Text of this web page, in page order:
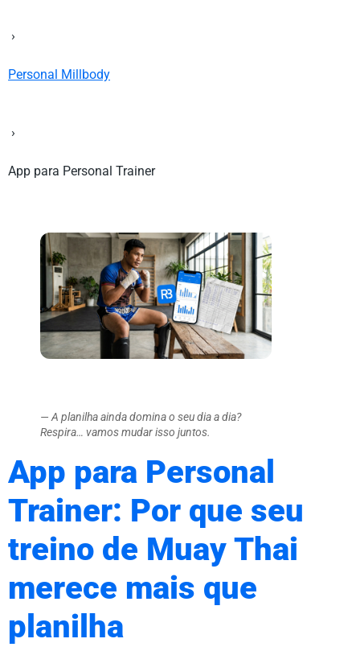
›
Personal Millbody
›
App para Personal Trainer
— A planilha ainda domina o seu dia a dia?
Respira… vamos mudar isso juntos.
App para Personal
Trainer: Por que seu
treino de Muay Thai
merece mais que
planilha